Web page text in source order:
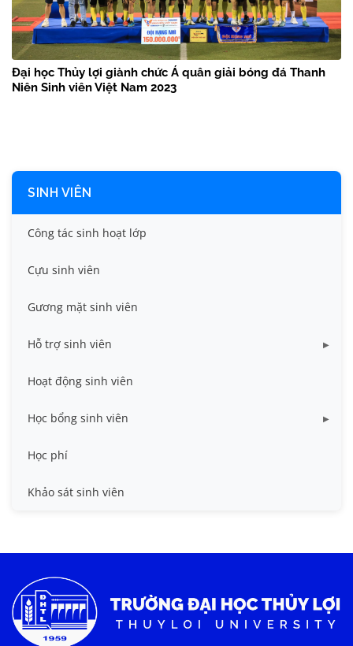
Đại học Thủy lợi giành chức Á quân giải bóng đá Thanh
Niên Sinh viên Việt Nam 2023
SINH VIÊN
Công tác sinh hoạt lớp
Cựu sinh viên
Gương mặt sinh viên
Hỗ trợ sinh viên
Miễn giảm học phí
Nhà ở
Hoạt động sinh viên
Học bổng sinh viên
HB khuyến khích học tập
HB Lê Văn Kiểm và gia đình
Học phí
Khảo sát sinh viên